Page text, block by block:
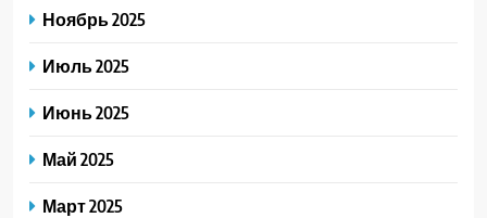
Ноябрь 2025
Июль 2025
Июнь 2025
Май 2025
Март 2025